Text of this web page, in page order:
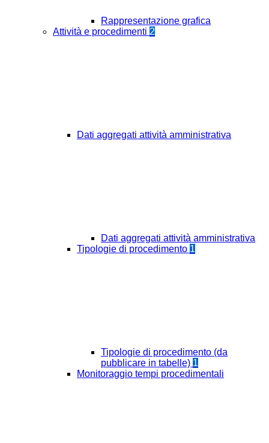
Rappresentazione grafica
Attività e procedimenti 2
Dati aggregati attività amministrativa
Dati aggregati attività amministrativa
Tipologie di procedimento 1
Tipologie di procedimento (da
pubblicare in tabelle) 1
Monitoraggio tempi procedimentali